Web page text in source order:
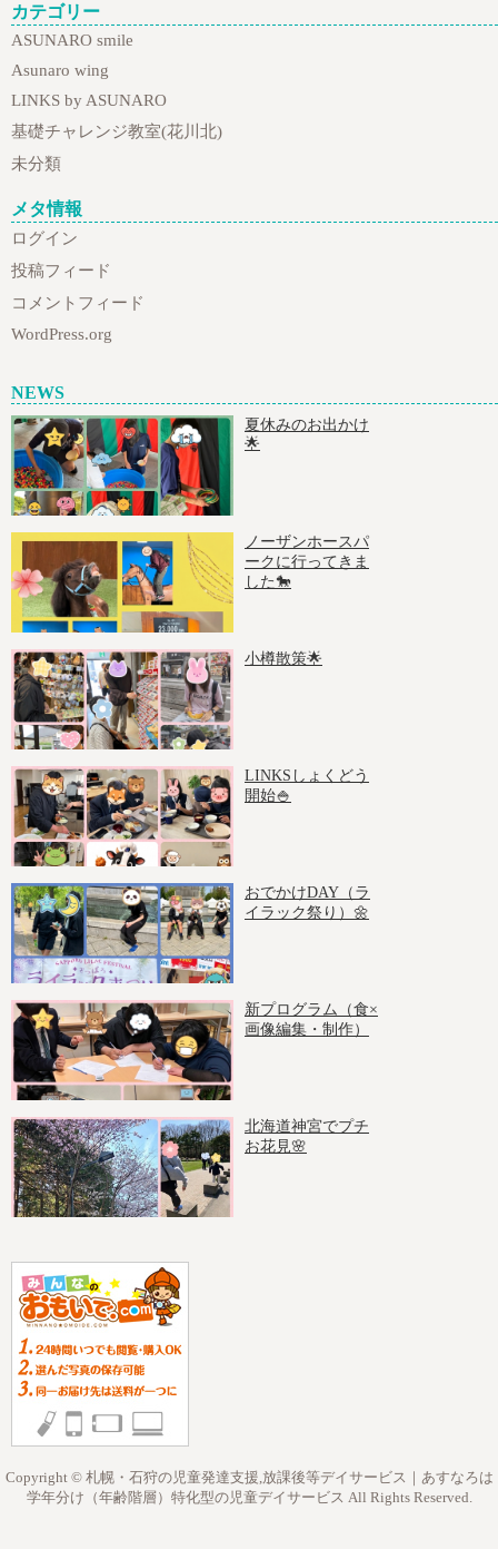
カテゴリー
ASUNARO smile
Asunaro wing
LINKS by ASUNARO
基礎チャレンジ教室(花川北)
未分類
メタ情報
ログイン
投稿フィード
コメントフィード
WordPress.org
NEWS
夏休みのお出かけ
🌟
ノーザンホースパ
ークに行ってきま
した🐎
小樽散策🌟
LINKSしょくどう
開始🍚
おでかけDAY（ラ
イラック祭り）🌼
新プログラム（食×
画像編集・制作）
北海道神宮でプチ
お花見🌸
Copyright © 札幌・石狩の児童発達支援,放課後等デイサービス｜あすなろは
学年分け（年齢階層）特化型の児童デイサービス All Rights Reserved.